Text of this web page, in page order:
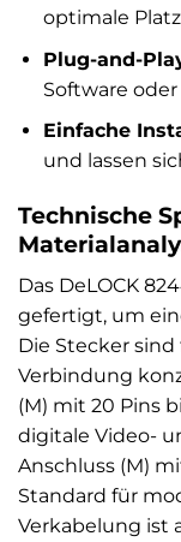
optimale
Plug-and-
Software
Einfache
und lassen
Technische
Das DeLOCK
gefertigt, um
Die Stecker
Verbindung
(M) mit 20 Pins
digitale Video-
Anschluss (M)
Standard für
Verkabelung ist